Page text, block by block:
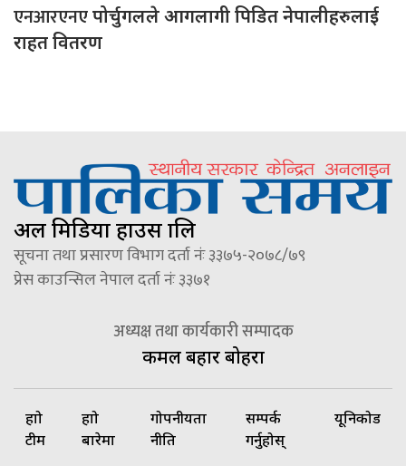
एनआरएनएपोर्चुगलले आगलागी पिडित नेपालीहरुलाई
राहत वितरण
अल मिडिया हाउस प्रालि
सूचना तथा प्रसारण विभाग दर्ता नंः ३३७५-२०७८/७९
प्रेस काउन्सिल नेपाल दर्ता नंः ३३७१
अध्यक्ष तथा कार्यकारी सम्पादक
कमल बहादुर बोहरा
हाम्रो
टीम
हाम्रो
बारेमा
गोपनीयता
नीति
सम्पर्क
गर्नुहोस्
यूनिकोड